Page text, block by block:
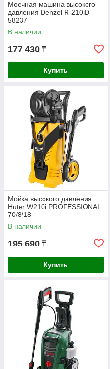
Моечная машина высокого
давления Denzel R-210iD
58237
В наличии
177 430 ₸
Купить
Мойка высокого давления
Huter W210i PROFESSIONAL
70/8/18
В наличии
195 690 ₸
Купить